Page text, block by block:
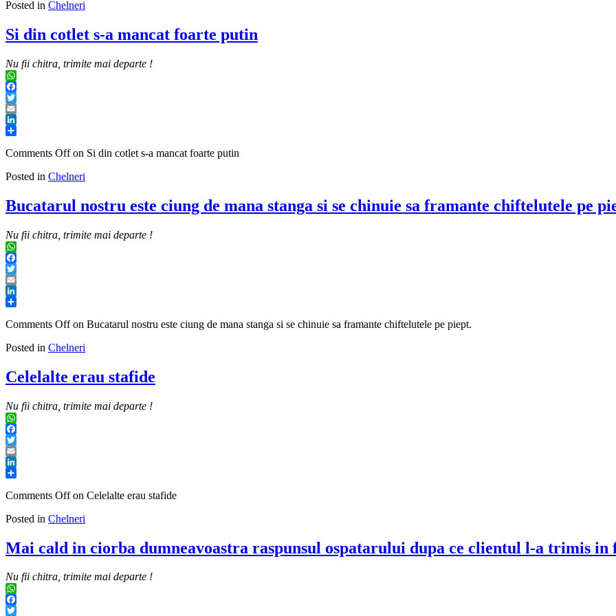
Posted in Chelneri
Si din cotlet s-a mancat foarte putin
Nu fii chitra, trimite mai departe !
WhatsApp
Facebook
Twitter
Email
LinkedIn
Comments Offon Si din cotlet s-a mancat foarte putin
Posted in Chelneri
Bucatarul nostru este ciung de mana stanga si se chinuie sa framante chiftelutele pe
Nu fii chitra, trimite mai departe !
WhatsApp
Facebook
Twitter
Email
LinkedIn
Comments Offon Bucatarul nostru este ciung de mana stanga si se chinuie sa framante chiftelutele pe piept.
Posted in Chelneri
Celelalte erau stafide
Nu fii chitra, trimite mai departe !
WhatsApp
Facebook
Twitter
Email
LinkedIn
Comments Offon Celelalte erau stafide
Posted in Chelneri
Mai cald in ciorba dumneavoastra raspunsul ospatarului dupa ce clientul l-a trimis in
Nu fii chitra, trimite mai departe !
WhatsApp
Facebook